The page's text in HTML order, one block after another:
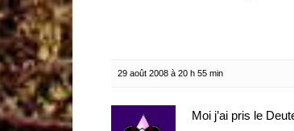
29 août 2008 à 20 h 55 min
Moi j’ai pris le